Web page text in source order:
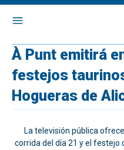
À Punt emitirá
festejos
Hogueras de
La televisión pública
corrida del día 21 y el festejo